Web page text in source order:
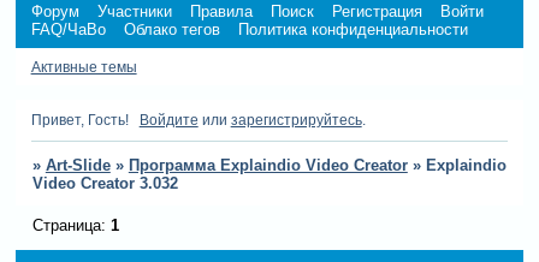
Форум Участники Правила Поиск Регистрация
Войти
FAQ/ЧаВо
Облако тегов Политика конфиденциальности
Активные темы
Привет, Гость! Войдите или зарегистрируйтесь.
» Art-Slide » Программа Explaindio Video Creator » Explaindio
Video Creator 3.032
Страница: 1